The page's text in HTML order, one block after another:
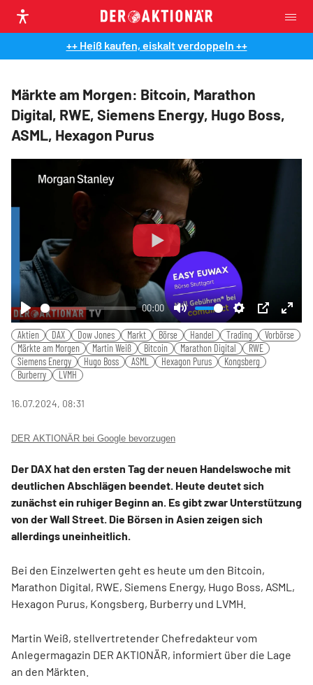
++ Heiß kaufen, eiskalt verdoppeln ++
Märkte am Morgen: Bitcoin, Marathon
Digital, RWE, Siemens Energy, Hugo Boss,
ASML, Hexagon Purus
Play
00:00
Mute Settings
PIP
Play
Aktien DAX Dow Jones Markt Börse Handel Trading
Vorbörse
Märkte am Morgen
Martin Weiß Bitcoin Marathon Digital
RWE
Siemens Energy
Hugo Boss ASML Hexagon Purus
Kongsberg
Burberry
LVMH
16.07.2024, 08:31
DER AKTIONÄR bei Google bevorzugen
Der DAX hat den ersten Tag der neuen Handelswoche mit
deutlichen Abschlägen beendet. Heute deutet sich
zunächst ein ruhiger Beginn an. Es gibt zwar Unterstützung
von der Wall Street. Die Börsen in Asien zeigen sich
allerdings uneinheitlich.
Bei den Einzelwerten geht es heute um den Bitcoin,
Marathon Digital, RWE, Siemens Energy, Hugo Boss, ASML,
Hexagon Purus, Kongsberg, Burberry und LVMH.
Martin Weiß, stellvertretender Chefredakteur vom
Anlegermagazin DER AKTIONÄR, informiert über die Lage
an den Märkten.